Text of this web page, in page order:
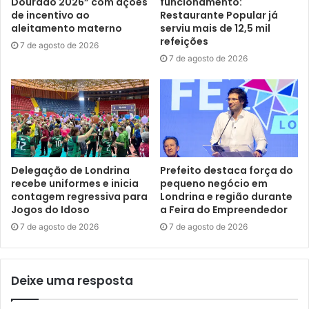
representante da ONU-Habitat, Olivia Orquiza.
relacionadas à sustentabilidade e à continuidade das
diretrizes ambientais e urbanísticas no município. Orquiza
de incentivo ao
aleitamento materno
7 de agosto de 2026
Restaurante Popular já
serviu mais de 12,5 mil
refeições
7 de agosto de 2026
Delegação de Londrina
recebe uniformes e inicia
contagem regressiva para
Jogos do Idoso
7 de agosto de 2026
Prefeito destaca força do
pequeno negócio em
Londrina e região durante
a Feira do Empreendedor
7 de agosto de 2026
Deixe uma resposta